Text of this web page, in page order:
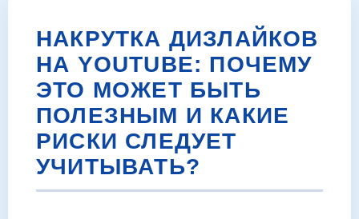
НАКРУТКА ДИЗЛАЙКОВ
НА YOUTUBE: ПОЧЕМУ
ЭТО МОЖЕТ БЫТЬ
ПОЛЕЗНЫМ И КАКИЕ
РИСКИ СЛЕДУЕТ
УЧИТЫВАТЬ?